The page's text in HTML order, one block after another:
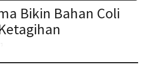
Bikin Bahan Coli